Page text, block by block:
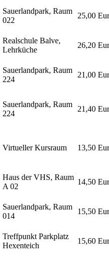
Sauerlandpark, Raum
022
25,00
Realschule Balve,
Lehrküche
26,20
Sauerlandpark, Raum
224
21,00
Sauerlandpark, Raum
224
21,40
Virtueller Kursraum 13,50
Haus der VHS, Raum
A 02
14,50
Sauerlandpark, Raum
014
15,50
Treffpunkt Parkplatz
Hexenteich
15,60